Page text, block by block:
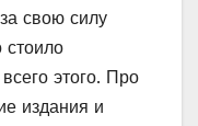
свою силу
стоило
этого. Про
издания и